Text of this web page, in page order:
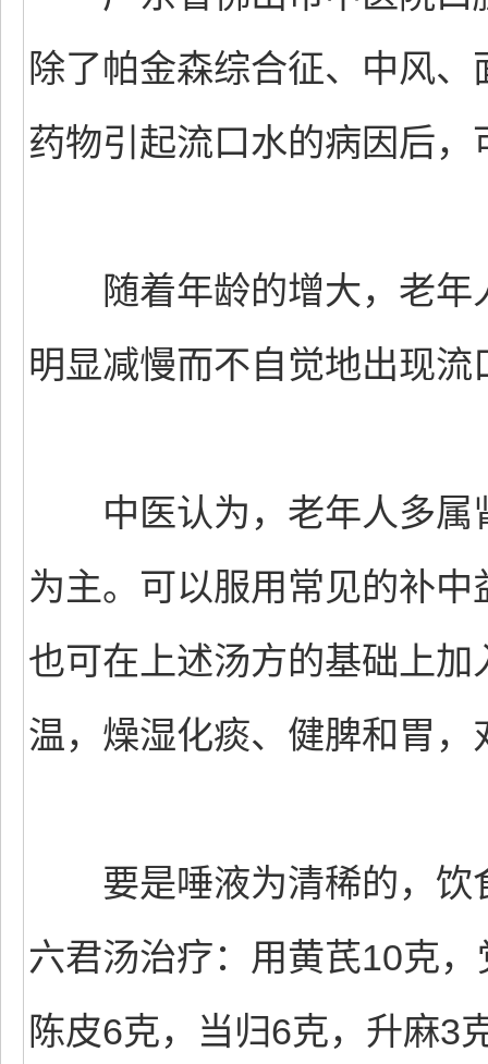
除了帕金森综合征、中风
药物引起流口水的病因后
随着年龄的增大，老年
明显减慢而不自觉地出现流
中医认为，老年人多属
为主。可以服用常见的补
也可在上述汤方的基础上
温，燥湿化痰、健脾和胃
要是唾液为清稀的，饮
六君汤治疗：用黄芪10克
陈皮6克，当归6克，升麻3